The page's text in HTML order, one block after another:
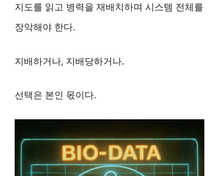
지도를 읽고 병력을 재배치하며 시스템 전체를
장악해야 한다.
지배하거나, 지배당하거나.
선택은 본인 몫이다.